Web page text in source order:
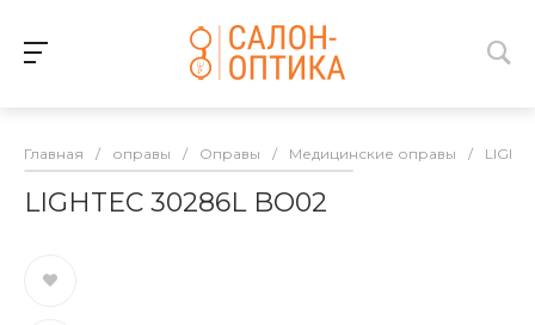
Главная / оправы / Оправы / Медицинские оправы /
LIGHTEC 30286L BO02